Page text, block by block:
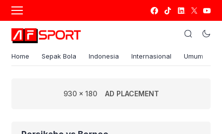
Home Sepak Bola Indonesia Internasional Umum
930 x 180 AD PLACEMENT